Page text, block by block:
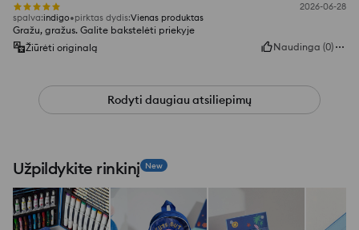
2026-06-28
spalva:indigo pirktas dydis:Vienas produktas
Gražu, gražus. Galite bakstelėti priekyje
Žiūrėti originalą
Naudinga (0)
Rodyti daugiau atsiliepimų
Užpildykite rinkinį New